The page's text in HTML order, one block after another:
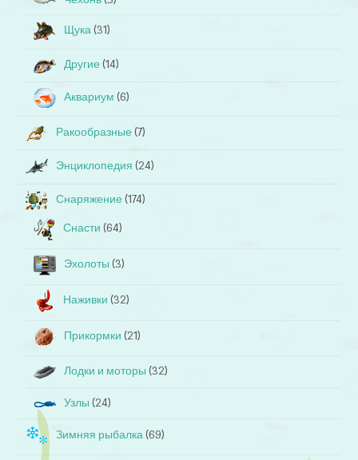
Щука (31)
Другие (14)
Аквариум (6)
Ракообразные (7)
Энциклопедия (24)
Снаряжение (174)
Снасти (64)
Эхолоты (3)
Наживки (32)
Прикормки (21)
Лодки и моторы (32)
Узлы (24)
Зимняя рыбалка (69)